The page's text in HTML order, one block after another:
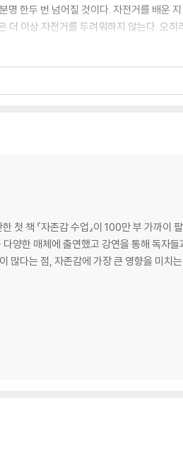
명 한두 번 넘어질 것이다. 자전거를 배운
더 이상 자전거를 두려워하지 않는다. 오히
guide to building
on self-worth - reveals a
the powerful impact self-
책 『자존감 수업』이 100만 부 가까이
양한 매체에 출연했고 강연을 통해 독자들
다는 점, 자존감에 가장 큰 영향을 미치는